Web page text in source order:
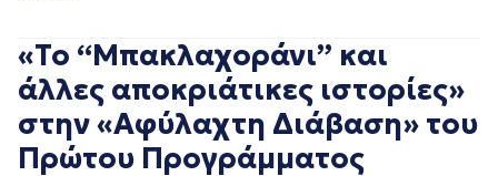
ΑΥΓΟΥΣΤΟΣ 2021
ΙΟΥΛΙΟΣ 2021
ΙΟΥΝΙΟΣ 2021
ΜΑΙΟΣ 2021
ΑΠΡΙΛΙΟΣ 2021
ΜΑΡΤΙΟΣ 2021
«Το “Μπακλαχοράνι” και
άλλες αποκριάτικες ιστορίες»
στην «Αφύλαχτη Διάβαση» του
Πρώτου Προγράμματος